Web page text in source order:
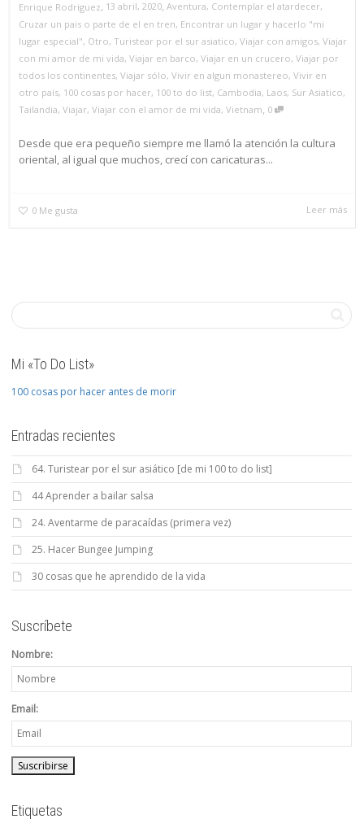
Enrique Rodriguez, 13 abril, 2020, Aventura, Contemplar el atardecer,
Cruzar un pais o parte de el en tren, Encontrar un lugar y hacerlo "mi
lugar especial", Otro, Turistear por el sur asiatico, Viajar con amigos, Viajar
con mi amor de mi vida, Viajar en barco, Viajar en un crucero, Viajar por
todos los continentes, Viajar sólo, Vivir en algun monastereo, Vivir en
otro país, 100 cosas por hacer, 100 to do list, Cambodia, Laos, Sur Asiatico,
Tailandia, Viajar, Viajar con el amor de mi vida, Vietnam, 0
Desde que era pequeño siempre me llamó la atención la cultura
oriental, al igual que muchos, crecí con caricaturas...
0 Me gusta Leer más
Mi «To Do List»
100 cosas por hacer antes de morir
Entradas recientes
64. Turistear por el sur asiático [de mi 100 to do list]
44 Aprender a bailar salsa
24. Aventarme de paracaídas (primera vez)
25. Hacer Bungee Jumping
30 cosas que he aprendido de la vida
Suscríbete
Nombre:
Email:
Etiquetas